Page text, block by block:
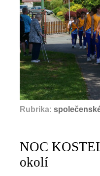
Rubrika:
NOC
okolí